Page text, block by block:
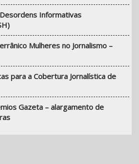
Informativas
Mulheres no Jornalismo –
para a Cobertura Jornalística de
Gazeta – alargamento de